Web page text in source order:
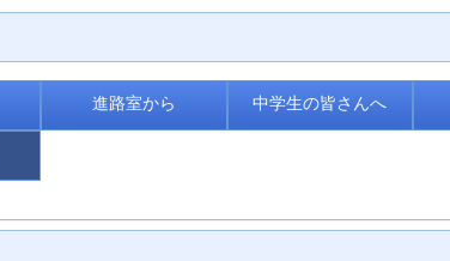
進路室から 中学生の皆さんへ